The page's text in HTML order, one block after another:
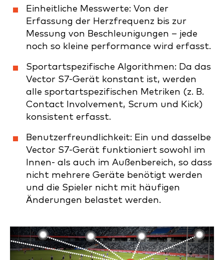
Einheitliche Messwerte: Von der
Erfassung der Herzfrequenz bis zur
Messung von Beschleunigungen – jede
noch so kleine performance wird erfasst.
Sportartspezifische Algorithmen: Da das
Vector S7-Gerät konstant ist, werden
alle sportartspezifischen Metriken (z. B.
Contact Involvement, Scrum und Kick)
konsistent erfasst.
Benutzerfreundlichkeit: Ein und dasselbe
Vector S7-Gerät funktioniert sowohl im
Innen- als auch im Außenbereich, so dass
nicht mehrere Geräte benötigt werden
und die Spieler nicht mit häufigen
Änderungen belastet werden.